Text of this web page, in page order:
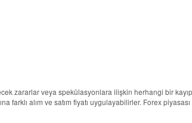
zararlar veya spekülasyonlara ilişkin herhangi bir
farklı alım ve satım fiyatı uygulayabilirler. Forex